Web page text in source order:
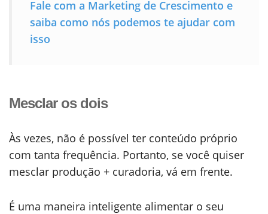
Fale com a Marketing de Crescimento e
saiba como nós podemos te ajudar com
isso
Mesclar os dois
Às vezes, não é possível ter conteúdo próprio
com tanta frequência. Portanto, se você quiser
mesclar produção + curadoria, vá em frente.
É uma maneira inteligente alimentar o seu